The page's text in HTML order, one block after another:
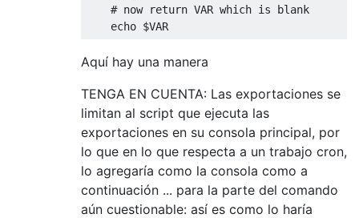
# now return VAR which is blank
    echo $VAR
Aquí hay una manera
TENGA EN CUENTA: Las exportaciones se
limitan al script que ejecuta las
exportaciones en su consola principal, por
lo que en lo que respecta a un trabajo cron,
lo agregaría como la consola como a
continuación ... para la parte del comando
aún cuestionable: así es como lo haría